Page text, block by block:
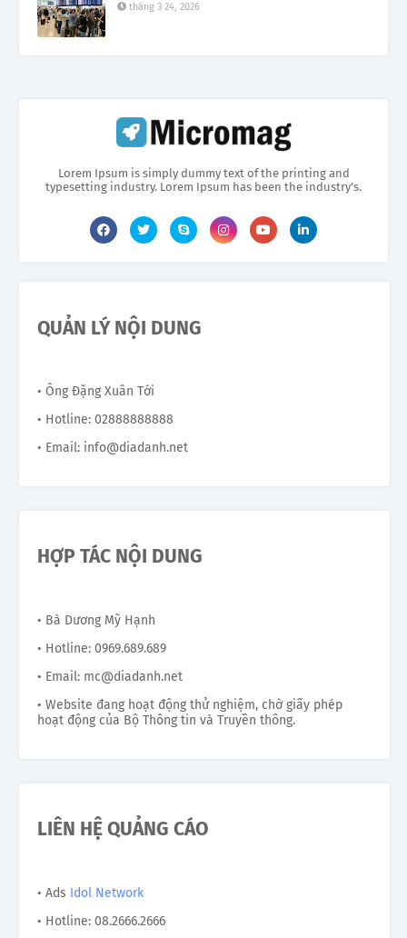
tháng 3 24, 2026
Lorem Ipsum is simply dummy text of the printing and
typesetting industry. Lorem Ipsum has been the industry's.
QUẢN LÝ NỘI DUNG
• Ông Đặng Xuân Tới
• Hotline: 02888888888
• Email: info@diadanh.net
HỢP TÁC NỘI DUNG
• Bà Dương Mỹ Hạnh
• Hotline: 0969.689.689
• Email: mc@diadanh.net
• Website đang hoạt động thử nghiệm, chờ giấy phép
hoạt động của Bộ Thông tin và Truyền thông.
LIÊN HỆ QUẢNG CÁO
• Ads Idol Network
• Hotline: 08.2666.2666